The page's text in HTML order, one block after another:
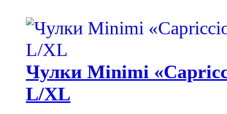
Чулки Minimi
L/XL